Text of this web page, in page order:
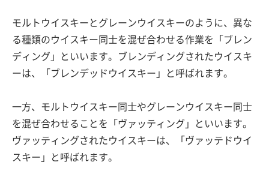
モルトウイスキーとグレーンウイスキーのように、異な
る種類のウイスキー同士を混ぜ合わせる作業を「ブレン
ディング」といいます。ブレンディングされたウイスキ
ーは、「ブレンデッドウイスキー」と呼ばれます。
一方、モルトウイスキー同士やグレーンウイスキー同士
を混ぜ合わせることを「ヴァッティング」といいます。
ヴァッティングされたウイスキーは、「ヴァッテドウイ
スキー」と呼ばれます。